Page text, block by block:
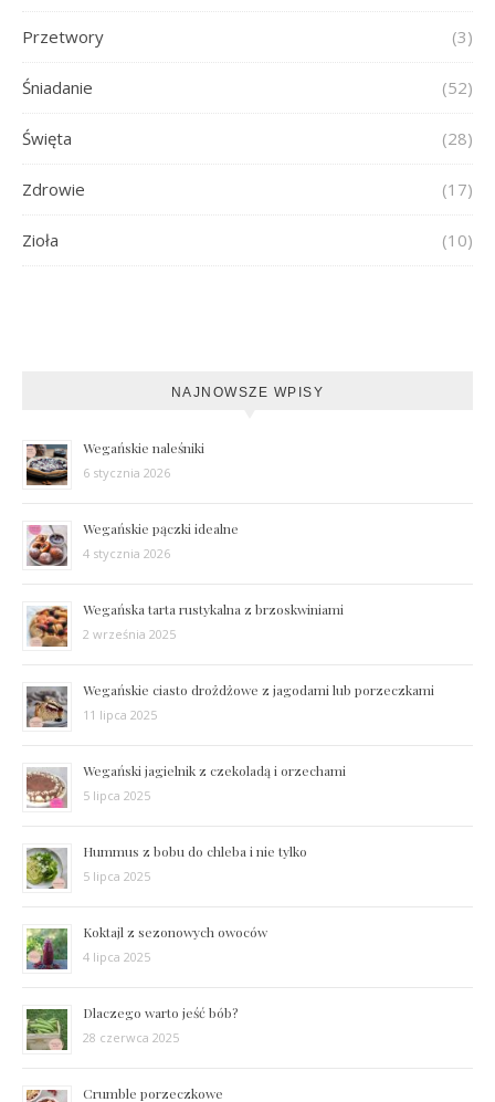
Przetwory (3)
Śniadanie (52)
Święta (28)
Zdrowie (17)
Zioła (10)
NAJNOWSZE WPISY
Wegańskie naleśniki
6 stycznia 2026
Wegańskie pączki idealne
4 stycznia 2026
Wegańska tarta rustykalna z brzoskwiniami
2 września 2025
Wegańskie ciasto drożdżowe z jagodami lub porzeczkami
11 lipca 2025
Wegański jagielnik z czekoladą i orzechami
5 lipca 2025
Hummus z bobu do chleba i nie tylko
5 lipca 2025
Koktajl z sezonowych owoców
4 lipca 2025
Dlaczego warto jeść bób?
28 czerwca 2025
Crumble porzeczkowe